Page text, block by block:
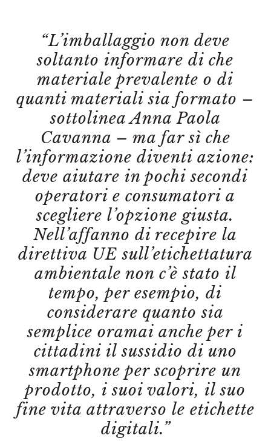
“L’imballaggio non deve
soltanto informare di che
materiale prevalente o di
quanti materiali sia formato –
sottolinea Anna Paola
Cavanna – ma far sì che
l’informazione diventi azione:
deve aiutare in pochi secondi
operatori e consumatori a
scegliere l’opzione giusta.
Nell’affanno di recepire la
direttiva UE sull’etichettatura
ambientale non c’è stato il
tempo, per esempio, di
considerare quanto sia
semplice oramai anche per i
cittadini il sussidio di uno
smartphone per scoprire un
prodotto, i suoi valori, il suo
fine vita attraverso le etichette
digitali.”